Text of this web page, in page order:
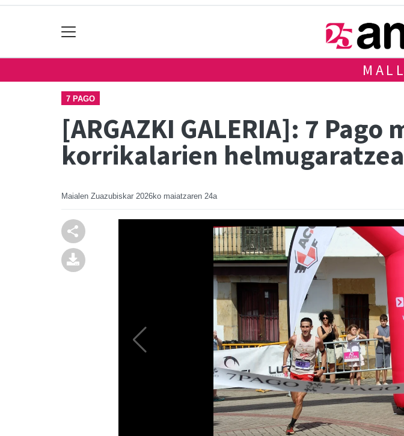
7 PAGO
[ARGAZKI GALERIA]: 7
korrikalarien
Maialen Zuazubiskar 2026ko maiatzaren 24a